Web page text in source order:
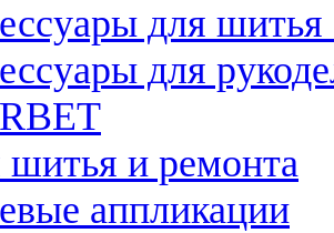
для
для
и ремонта
аппликации